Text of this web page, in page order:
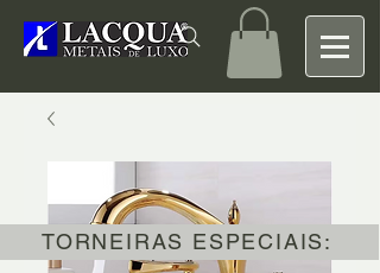
TORNEIRAS ESPECIAIS: